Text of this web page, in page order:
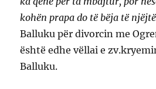
kohën prapa do të bëja të
Balluku për divorcin me
është edhe vëllai e
Balluku.